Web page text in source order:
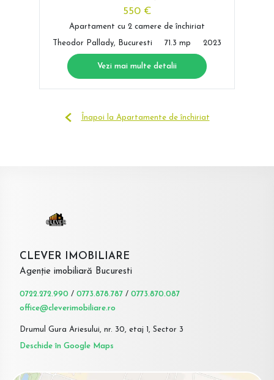
550 €
Apartament cu 2 camere de închiriat
Theodor Pallady, Bucuresti 71.3 mp 2023
Vezi mai multe detalii
Înapoi la Apartamente de închiriat
CLEVER IMOBILIARE
Agenție imobiliară Bucuresti
0722.272.990 / 0773.878.787 / 0773.870.087
office@cleverimobiliare.ro
Drumul Gura Ariesului, nr. 30, etaj 1, Sector 3
Deschide în Google Maps